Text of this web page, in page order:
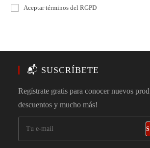
Aceptar términos del RGPD
📬 SUSCRÍBETE
Regístrate gratis para conocer nuevos
descuentos y mucho más!